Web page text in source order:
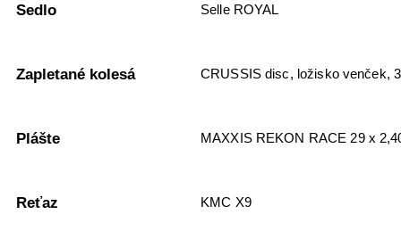
Sedlo Selle ROYAL
Zapletané kolesá CRUSSIS disc, ložisko venček,
Plášte MAXXIS REKON RACE 29 x
Reťaz KMC X9